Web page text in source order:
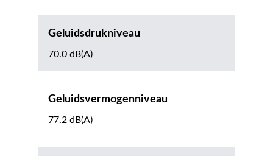
Geluidsdrukniveau
70.0 dB(A)
Geluidsvermogenniveau
77.2 dB(A)